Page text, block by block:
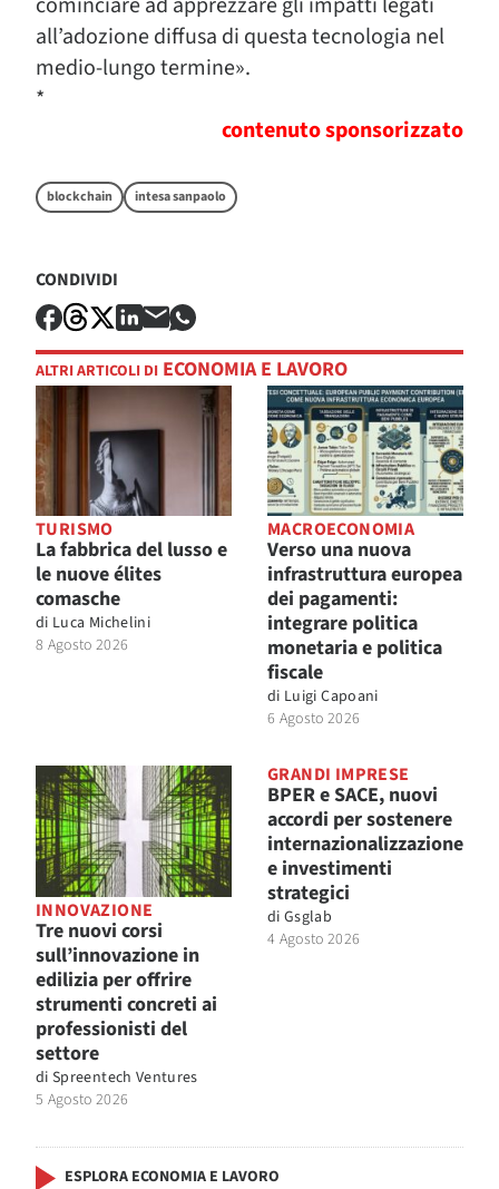
all’adozione diffusa di questa tecnologia nel
medio-lungo termine».
*
contenuto sponsorizzato
blockchain intesa sanpaolo
CONDIVIDI
ALTRI ARTICOLI DI ECONOMIA E LAVORO
TURISMO
La fabbrica del lusso e
le nuove élites
comasche
di Luca Michelini
8 Agosto 2026
MACROECONOMIA
Verso una nuova
infrastruttura europea
dei pagamenti:
integrare politica
monetaria e politica
fiscale
di Luigi Capoani
6 Agosto 2026
INNOVAZIONE
Tre nuovi corsi
sull’innovazione in
edilizia per offrire
strumenti concreti ai
professionisti del
settore
di Spreentech Ventures
5 Agosto 2026
GRANDI IMPRESE
BPER e SACE, nuovi
accordi per sostenere
internazionalizzazione
e investimenti
strategici
di Gsglab
4 Agosto 2026
ESPLORA ECONOMIA E LAVORO